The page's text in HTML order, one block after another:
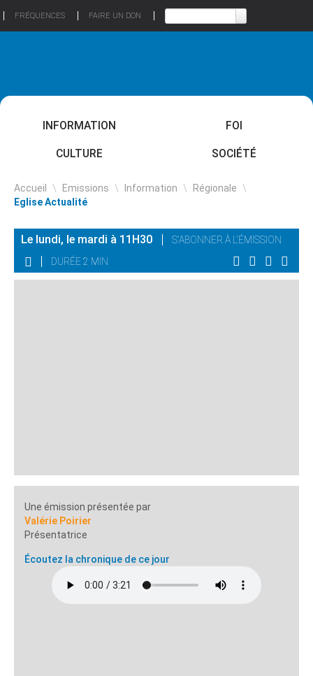
FRÉQUENCES FAIRE UN DON
INFORMATION FOI
CULTURE SOCIÉTÉ
Accueil \ Emissions \ Information \ Régionale \
Eglise Actualité
Le lundi, le mardi à 11H30
S'ABONNER À L'ÉMISSION
DURÉE 2 MIN
Une émission présentée par
Valérie Poirier
Présentatrice
Écoutez la chronique de ce jour